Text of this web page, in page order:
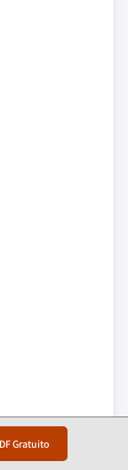
Gratuito
, Gauri Wani